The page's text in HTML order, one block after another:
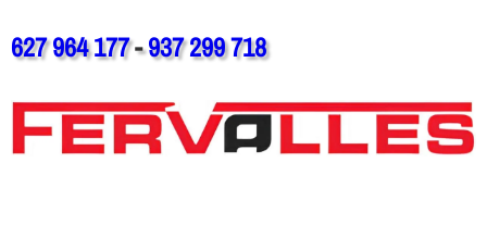
627 964 177-937 299 718